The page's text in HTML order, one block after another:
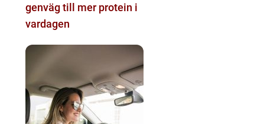
genväg till mer protein i
vardagen